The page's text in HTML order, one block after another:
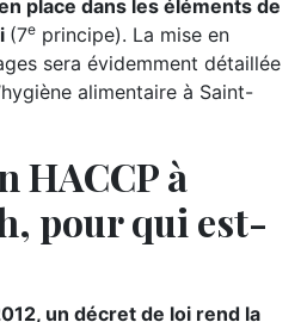
place dans les éléments de
(7e principe). La mise en
sera évidemment détaillée
alimentaire à Saint-
HACCP à
pour qui est-
un décret de loi rend la